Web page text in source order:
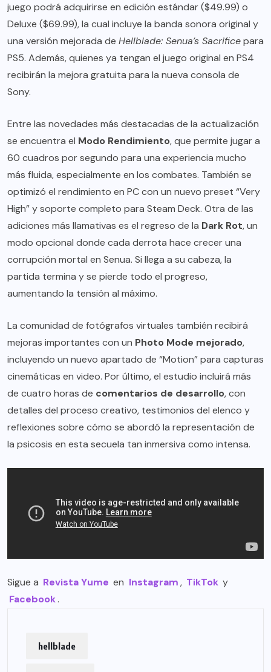
juego podrá adquirirse en edición estándar ($49.99) o
Deluxe ($69.99), la cual incluye la banda sonora original y
una versión mejorada de Hellblade: Senua’s Sacrificepara
PS5. Además, quienes ya tengan el juego original en PS4
recibirán la mejora gratuita para la nueva consola de
Sony.
Entre las novedades más destacadas de la actualización
se encuentra el Modo Rendimiento, que permite jugar a
60 cuadros por segundo para una experiencia mucho
más fluida, especialmente en los combates. También se
optimizó el rendimiento en PC con un nuevo preset “Very
High” y soporte completo para Steam Deck. Otra de las
adiciones más llamativas es el regreso de la Dark Rot, un
modo opcional donde cada derrota hace crecer una
corrupción mortal en Senua. Si llega a su cabeza, la
partida termina y se pierde todo el progreso,
aumentando la tensión al máximo.
La comunidad de fotógrafos virtuales también recibirá
mejoras importantes con un Photo Mode mejorado,
incluyendo un nuevo apartado de “Motion” para capturas
cinemáticas en video. Por último, el estudio incluirá más
de cuatro horas de comentarios de desarrollo, con
detalles del proceso creativo, testimonios del elenco y
reflexiones sobre cómo se abordó la representación de
la psicosis en esta secuela tan inmersiva como intensa.
Sigue a Revista Yume en Instagram, TikTok y
Facebook.
hellblade